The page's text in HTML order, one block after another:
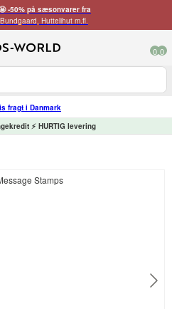
-50% på sæsonvarer fra
Huttelihut m.fl.
0 0
fragt i Danmark
⚡ HURTIG levering